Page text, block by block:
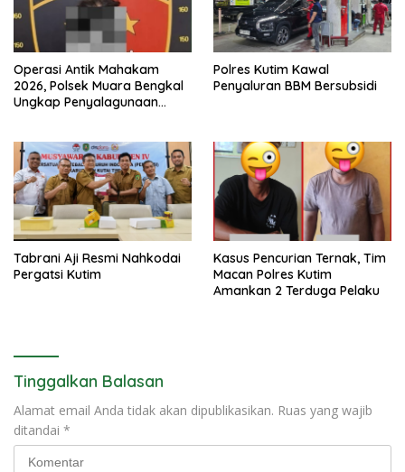
Operasi Antik Mahakam
2026, Polsek Muara Bengkal
Ungkap Penyalagunaan
Polres Kutim Kawal
Penyaluran BBM Bersubsidi
Tabrani Aji Resmi Nahkodai
Pergatsi Kutim
Kasus Pencurian Ternak, Tim
Macan Polres Kutim
Amankan 2 Terduga Pelaku
Tinggalkan Balasan
Alamat email Anda tidak akan dipublikasikan. Ruas yang wajib
ditandai *